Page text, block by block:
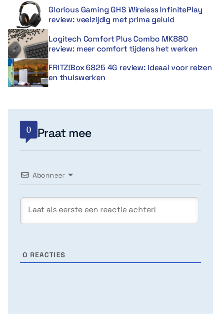
Glorious Gaming GHS Wireless InfinitePlay
review: veelzijdig met prima geluid
Logitech Comfort Plus Combo MK880
review: meer comfort tijdens het werken
FRITZ!Box 6825 4G review: ideaal voor reizen
en thuiswerken
0 Praat mee
Abonneer
0 REACTIES